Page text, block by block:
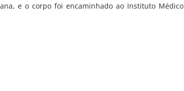
e o corpo foi encaminhado ao Instituto Médico